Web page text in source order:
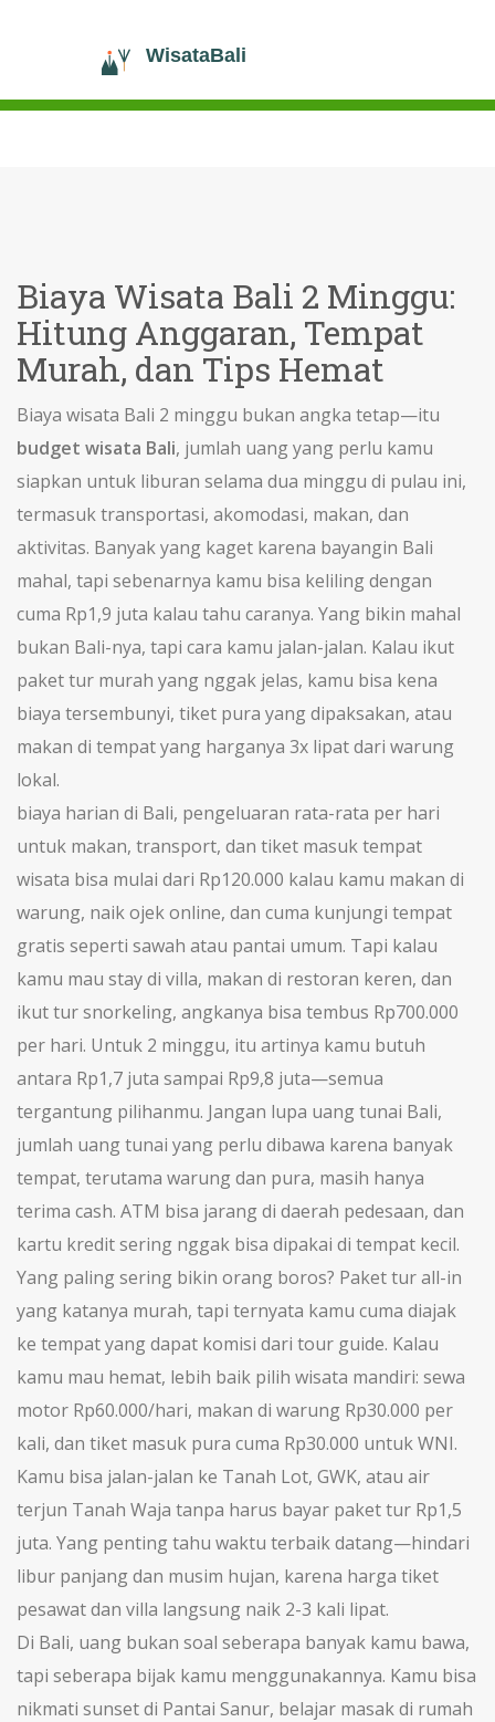
Biaya Wisata Bali 2 Minggu:
Hitung Anggaran, Tempat
Murah, dan Tips Hemat
Biaya wisata Bali 2 minggu bukan angka tetap—itu
budget wisata Bali, jumlah uang yang perlu kamu
siapkan untuk liburan selama dua minggu di pulau ini,
termasuk transportasi, akomodasi, makan, dan
aktivitas. Banyak yang kaget karena bayangin Bali
mahal, tapi sebenarnya kamu bisa keliling dengan
cuma Rp1,9 juta kalau tahu caranya. Yang bikin mahal
bukan Bali-nya, tapi cara kamu jalan-jalan. Kalau ikut
paket tur murah yang nggak jelas, kamu bisa kena
biaya tersembunyi, tiket pura yang dipaksakan, atau
makan di tempat yang harganya 3x lipat dari warung
lokal.
biaya harian di Bali, pengeluaran rata-rata per hari
untuk makan, transport, dan tiket masuk tempat
wisata bisa mulai dari Rp120.000 kalau kamu makan di
warung, naik ojek online, dan cuma kunjungi tempat
gratis seperti sawah atau pantai umum. Tapi kalau
kamu mau stay di villa, makan di restoran keren, dan
ikut tur snorkeling, angkanya bisa tembus Rp700.000
per hari. Untuk 2 minggu, itu artinya kamu butuh
antara Rp1,7 juta sampai Rp9,8 juta—semua
tergantung pilihanmu. Jangan lupa uang tunai Bali,
jumlah uang tunai yang perlu dibawa karena banyak
tempat, terutama warung dan pura, masih hanya
terima cash. ATM bisa jarang di daerah pedesaan, dan
kartu kredit sering nggak bisa dipakai di tempat kecil.
Yang paling sering bikin orang boros? Paket tur all-in
yang katanya murah, tapi ternyata kamu cuma diajak
ke tempat yang dapat komisi dari tour guide. Kalau
kamu mau hemat, lebih baik pilih wisata mandiri: sewa
motor Rp60.000/hari, makan di warung Rp30.000 per
kali, dan tiket masuk pura cuma Rp30.000 untuk WNI.
Kamu bisa jalan-jalan ke Tanah Lot, GWK, atau air
terjun Tanah Waja tanpa harus bayar paket tur Rp1,5
juta. Yang penting tahu waktu terbaik datang—hindari
libur panjang dan musim hujan, karena harga tiket
pesawat dan villa langsung naik 2-3 kali lipat.
Di Bali, uang bukan soal seberapa banyak kamu bawa,
tapi seberapa bijak kamu menggunakannya. Kamu bisa
nikmati sunset di Pantai Sanur, belajar masak di rumah